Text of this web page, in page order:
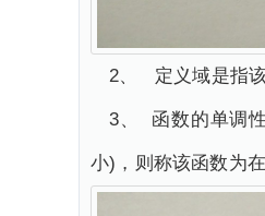
2、 定义域是指该
3、 函数的单调
小)，则称该函数为